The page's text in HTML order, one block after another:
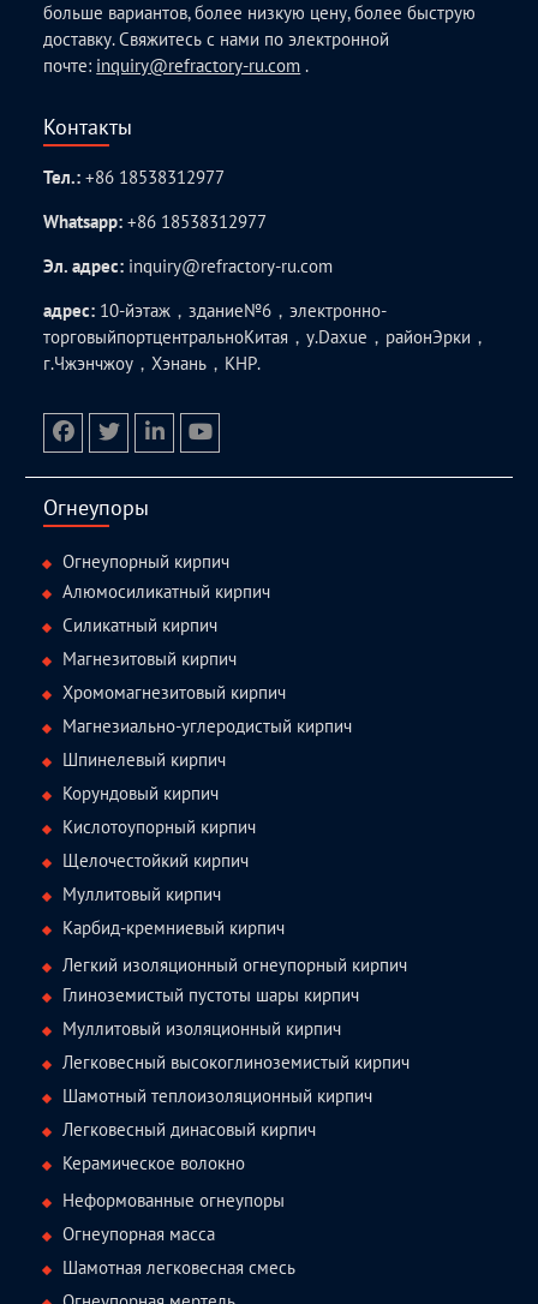
больше вариантов, более низкую цену, более быструю
доставку. Свяжитесь с нами по электронной
почте: inquiry@refractory-ru.com .
Контакты
Тел.:+86 18538312977
Whatsapp:+86 18538312977
Эл. адрес: inquiry@refractory-ru.com
адрес: 10-йэтаж，здание№6，электронно-
торговыйпортцентральноКитая，у.Daxue，районЭрки，
г.Чжэнчжоу，Хэнань，КНР.
Огнеупоры
Огнеупорный кирпич
Алюмосиликатный кирпич
Силикатный кирпич
Магнезитовый кирпич
Хромомагнезитовый кирпич
Магнезиально-углеродистый кирпич
Шпинелевый кирпич
Корундовый кирпич
Кислотоупорный кирпич
Щелочестойкий кирпич
Муллитовый кирпич
Карбид-кремниевый кирпич
Легкий изоляционный огнеупорный кирпич
Глиноземистый пустоты шары кирпич
Муллитовый изоляционный кирпич
Легковесный высокоглиноземистый кирпич
Шамотный теплоизоляционный кирпич
Легковесный динасовый кирпич
Керамическое волокно
Неформованные огнеупоры
Огнеупорная масса
Шамотная легковесная смесь